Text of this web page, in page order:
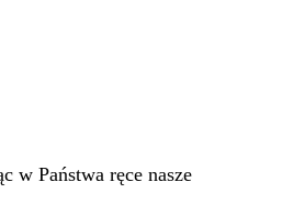
w Państwa ręce nasze